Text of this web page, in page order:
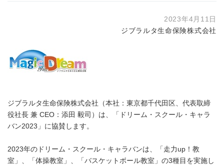
2023年4月11日
ジブラルタ生命保険株式会社
ジブラルタ生命保険株式会社（本社：東京都千代田区、代表取締
役社長 兼 CEO：添田 毅司）は、「ドリーム・スクール・キャラ
バン2023」に協賛します。
2023年のドリーム・スクール・キャラバンは、「走力up！教
室」、「体操教室」、「バスケットボール教室」の3種目を実施し